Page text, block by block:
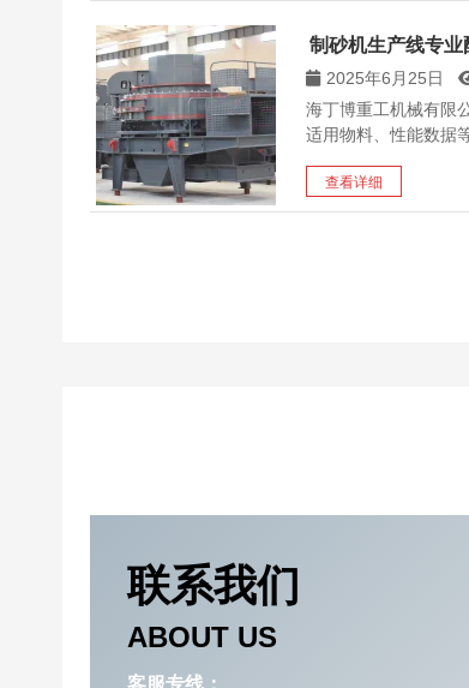
制砂机生产线专
2025年6月25日
海丁博重工机械有限
适用物料、性能数据
查看详细
联系我们
ABOUT US
客服专线：